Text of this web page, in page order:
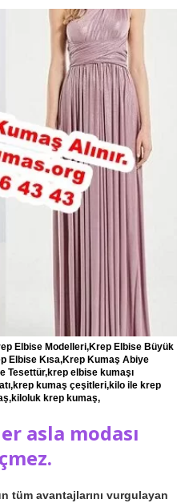
Elbise Modelleri,Krep Elbise Büyük
Elbise Kısa,Krep Kumaş Abiye
Tesettür,krep elbise kumaşı
kumaş çeşitleri,kilo ile krep
krep kumaş,
asla modası
tüm avantajlarını vurgulayan